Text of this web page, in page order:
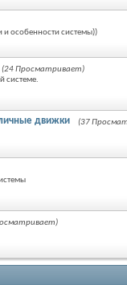
особенности системы))
(24 Просматривает)
системе.
движки
(37